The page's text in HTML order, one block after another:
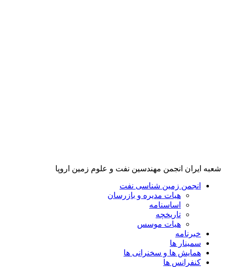
شعبه ایران انجمن مهندسین نفت و علوم زمین اروپا
انجمن زمین شناسی نفت
هیات مدیره و بازرسان
اساسنامه
تاریخچه
هیات موسس
خبرنامه
سمینار ها
همایش ها و سخنرانی ها
کنفرانس ها